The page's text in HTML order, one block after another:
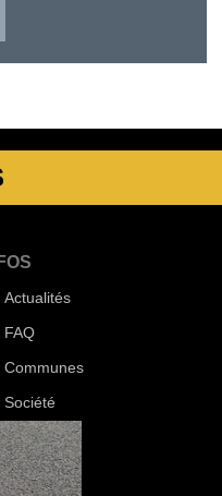
Actualités
FAQ
Communes
Société